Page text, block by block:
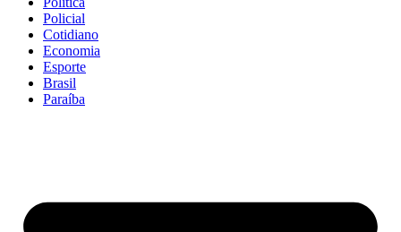
Policial
Cotidiano
Economia
Esporte
Brasil
Paraíba